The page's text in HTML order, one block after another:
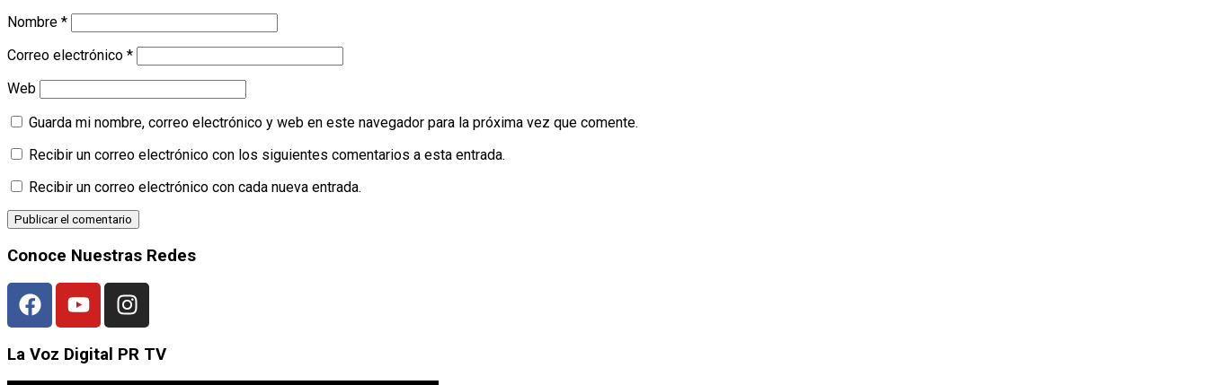
Nombre *
Correo electrónico *
Web
Guarda mi nombre, correo electrónico y web en este navegador para la próxima vez que comente.
Recibir un correo electrónico con los siguientes comentarios a esta entrada.
Recibir un correo electrónico con cada nueva entrada.
Conoce Nuestras Redes
La Voz Digital PR TV